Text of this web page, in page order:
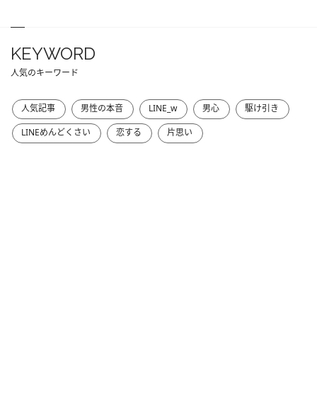
KEYWORD
人気のキーワード
人気記事 男性の本音 LINE_w 男心
駆け引き
LINEめんどくさい
恋する 片思い